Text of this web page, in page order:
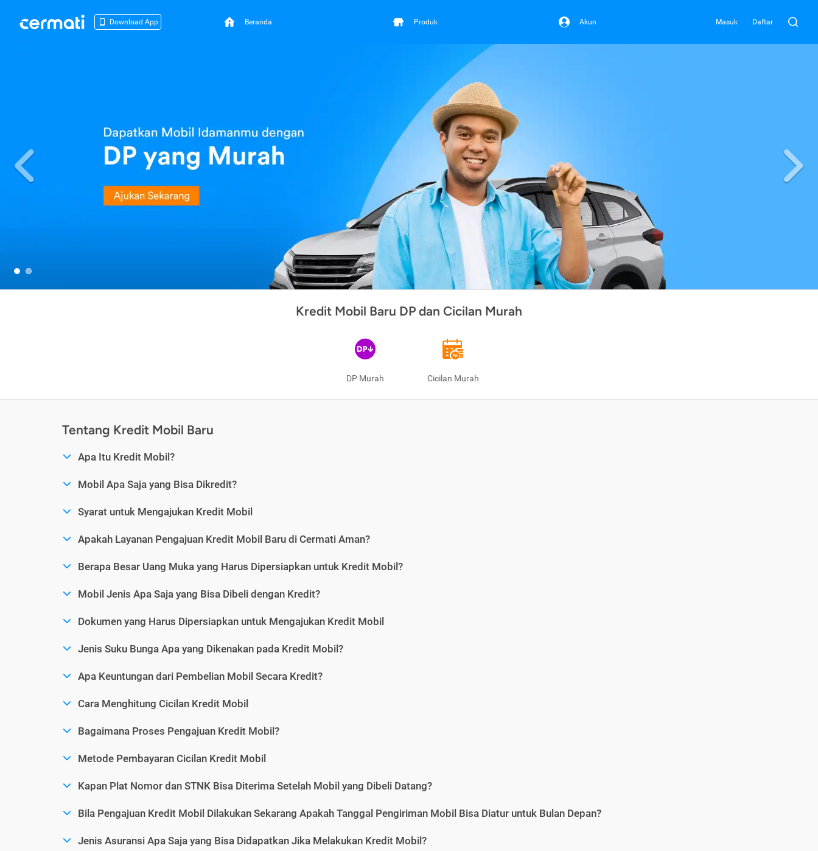
Download App Beranda Produk Akun Masuk Daftar
Previous
Kredit Mobil Baru DP dan Cicilan Murah
DP Murah Cicilan Murah
Tentang Kredit Mobil Baru
Apa Itu Kredit Mobil?
Mobil Apa Saja yang Bisa Dikredit?
Syarat untuk Mengajukan Kredit Mobil
Apakah Layanan Pengajuan Kredit Mobil Baru di Cermati Aman?
Berapa Besar Uang Muka yang Harus Dipersiapkan untuk Kredit Mobil?
Mobil Jenis Apa Saja yang Bisa Dibeli dengan Kredit?
Dokumen yang Harus Dipersiapkan untuk Mengajukan Kredit Mobil
Jenis Suku Bunga Apa yang Dikenakan pada Kredit Mobil?
Apa Keuntungan dari Pembelian Mobil Secara Kredit?
Cara Menghitung Cicilan Kredit Mobil
Bagaimana Proses Pengajuan Kredit Mobil?
Metode Pembayaran Cicilan Kredit Mobil
Kapan Plat Nomor dan STNK Bisa Diterima Setelah Mobil yang Dibeli Datang?
Bila Pengajuan Kredit Mobil Dilakukan Sekarang Apakah Tanggal Pengiriman Mobil Bisa Diatur untuk Bulan Depan?
Jenis Asuransi Apa Saja yang Bisa Didapatkan Jika Melakukan Kredit Mobil?